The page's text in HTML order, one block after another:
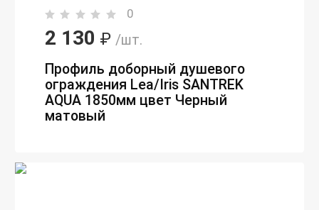
0
2 130 ₽ /шт.
Профиль доборный душевого
ограждения Lea/Iris SANTREK
AQUA 1850мм цвет Черный
матовый